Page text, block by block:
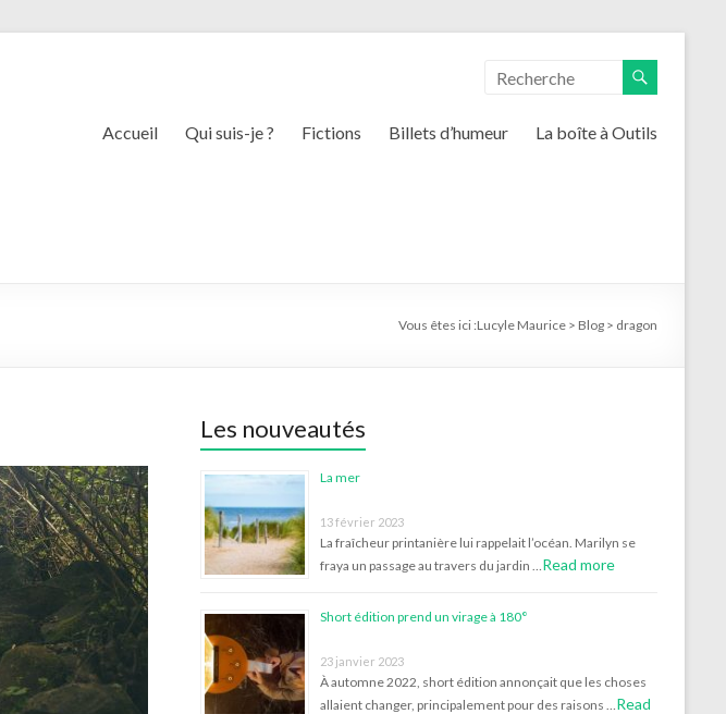
Accueil Qui suis-je ? Fictions Billets d’humeur La boîte à Outils
Vous êtes ici :Lucyle Maurice > Blog > dragon
Les nouveautés
La mer
13 février 2023
La fraîcheur printanière lui rappelait l’océan. Marilyn se
fraya un passage au travers du jardin …Read more
Short édition prend un virage à 180°
23 janvier 2023
À automne 2022, short édition annonçait que les choses
allaient changer, principalement pour des raisons …Read